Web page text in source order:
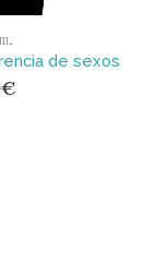
de sexos
€